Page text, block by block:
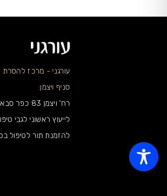
עורגני - מרכז
סניף ויצמן:
רח' ויצמן 83 כפר סבא 44214
לייעוץ ראשוני לגבי טיפולים חייגו
להזמנת תור לטיפול בסניף ויצמן